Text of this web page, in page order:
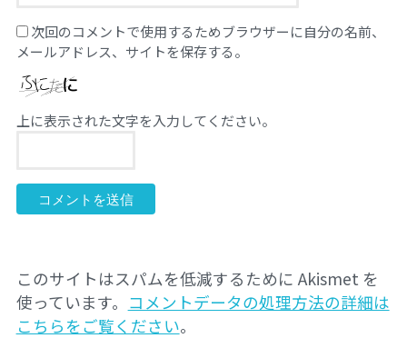
次回のコメントで使用するためブラウザーに自分の名前、
メールアドレス、サイトを保存する。
上に表示された文字を入力してください。
このサイトはスパムを低減するために Akismet を
使っています。 コメントデータの処理方法の詳細は
こちらをご覧ください。